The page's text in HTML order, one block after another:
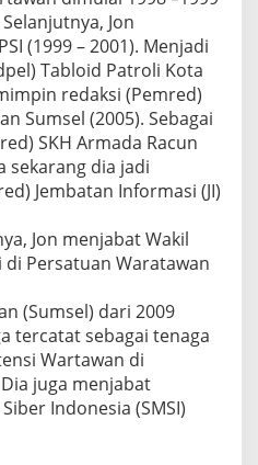
Jon
(1999 – 2001). Menjadi
Tabloid Patroli Kota
redaksi (Pemred)
Sumsel (2005). Sebagai
SKH Armada Racun
sekarang dia jadi
Jembatan Informasi (JI)
Jon menjabat Wakil
di Persatuan Waratawan
(Sumsel) dari 2009
tercatat sebagai tenaga
Wartawan di
juga menjabat
Indonesia (SMSI)